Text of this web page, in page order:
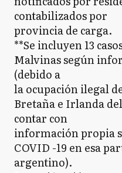
contabilizados por
provincia de carga.
**Se incluyen 13
Malvinas según
(debido a
la ocupación ilegal
Bretaña e Irlanda
contar con
información propia
COVID -19 en esa
argentino).